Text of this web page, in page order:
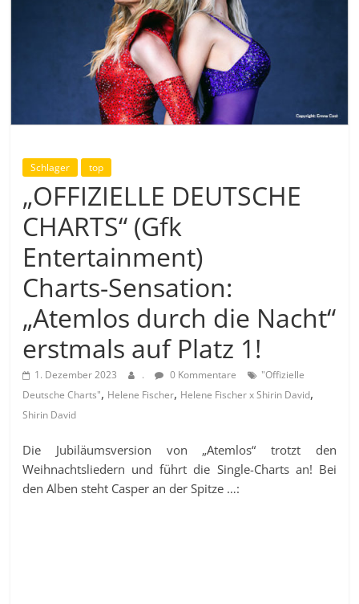
Schlager top
„OFFIZIELLE DEUTSCHE
CHARTS“ (Gfk
Entertainment)
Charts-Sensation:
„Atemlos durch die Nacht“
erstmals auf Platz 1!
1. Dezember 2023 . 0 Kommentare
"Offizielle
Deutsche Charts", Helene Fischer, Helene Fischer x Shirin David,
Shirin David
Die Jubiläumsversion von „Atemlos“ trotzt den
Weihnachtsliedern und führt die Single-Charts an! Bei
den Alben steht Casper an der Spitze …: